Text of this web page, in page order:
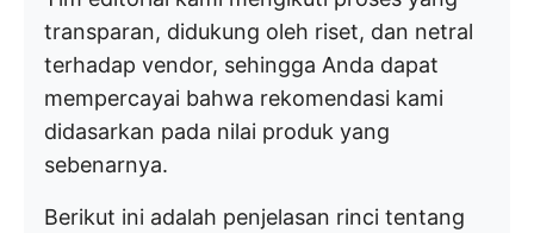
transparan, didukung oleh riset, dan netral
terhadap vendor, sehingga Anda dapat
mempercayai bahwa rekomendasi kami
didasarkan pada nilai produk yang
sebenarnya.
Berikut ini adalah penjelasan rinci tentang